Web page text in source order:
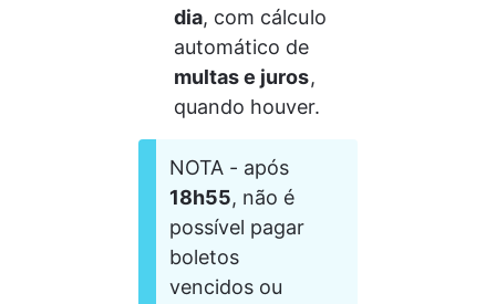
dia, com cálculo
automático de
multas e juros,
quando houver.
NOTA - após
18h55, não é
possível pagar
boletos
vencidos ou